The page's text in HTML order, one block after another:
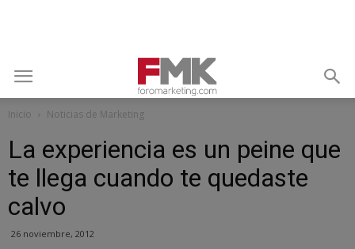
Inicio Noticias de Marketing
La experiencia es un peine que
te llega cuando te quedaste
calvo
26 noviembre, 2012